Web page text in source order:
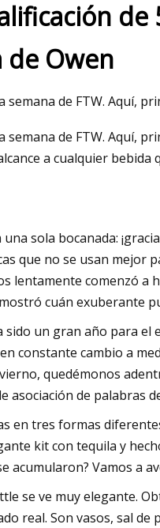
Owen
de FTW. Aquí,
de FTW. Aquí,
a cualquier
sola bocanada:
que no se usan mejor
lentamente comenzó a
cuán exuberante
un gran año para
constante cambio a
quedémonos
asociación de palabras
en tres formas
kit con tequila y
acumularon? Vamos a
se ve muy elegante.
real. Son vasos, sal